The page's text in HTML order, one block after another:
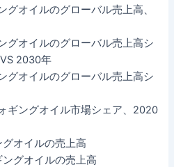
グオイルのグローバル売上高、
グオイルのグローバル売上高シ
2030年
グオイルのグローバル売上高シ
ギングオイル市場シェア、2020
グオイルの売上高
ングオイルの売上高